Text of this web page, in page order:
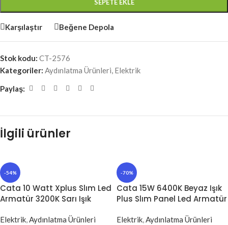
SEPETE EKLE
Karşılaştır Beğene Depola
Stok kodu: CT-2576
Kategoriler: Aydınlatma Ürünleri, Elektrik
Paylaş:
İlgili ürünler
-54%
Cata 10 Watt Xplus Slım Led
Armatür 3200K Sarı Işık
Elektrik,Aydınlatma Ürünleri
-70%
Cata 15W 6400K Beyaz Işık
Plus Slım Panel Led Armatür
Elektrik,Aydınlatma Ürünleri